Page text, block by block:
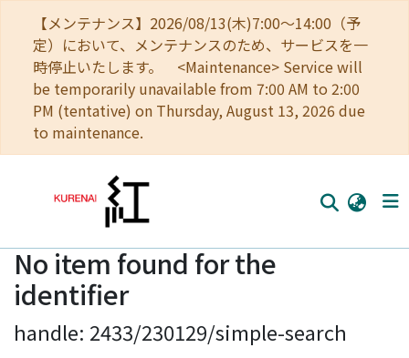
【メンテナンス】2026/08/13(木)7:00～14:00（予
定）において、メンテナンスのため、サービスを一
時停止いたします。 <Maintenance> Service will
be temporarily unavailable from 7:00 AM to 2:00
PM (tentative) on Thursday, August 13, 2026 due
to maintenance.
Home
Communities
Browse
No item found for the
identifier
handle: 2433/230129/simple-search